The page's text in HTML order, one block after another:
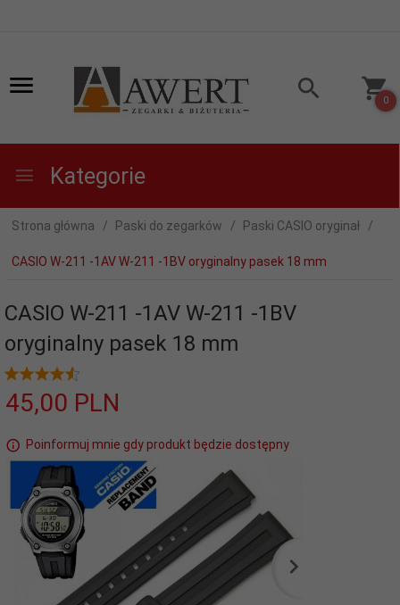
0
Kategorie
Strona główna Paski do zegarków Paski CASIO oryginał
CASIO W-211 -1AV W-211 -1BV oryginalny pasek 18 mm
CASIO W-211 -1AV W-211 -1BV
oryginalny pasek 18 mm
45,00 PLN
Poinformuj mnie gdy produkt będzie dostępny